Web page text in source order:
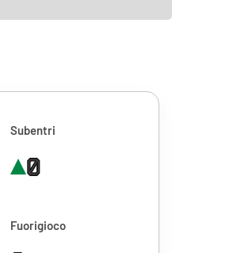
Subentri
0
Fuorigioco